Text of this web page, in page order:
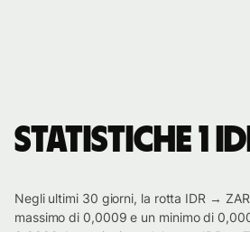
Statistiche 1
Negli ultimi 30 giorni, la rotta IDR →
massimo di 0,0009 e un minimo di